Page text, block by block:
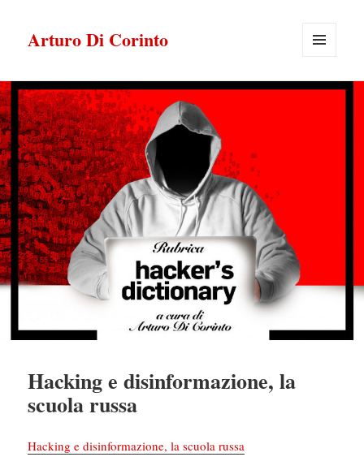
Arturo Di Corinto
WIDGET
Hacking e disinformazione, la
scuola russa
Hacking e disinformazione, la scuola russa